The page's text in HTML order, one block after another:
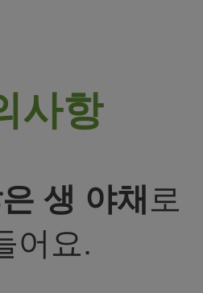
사항
생 야채 로
어요.